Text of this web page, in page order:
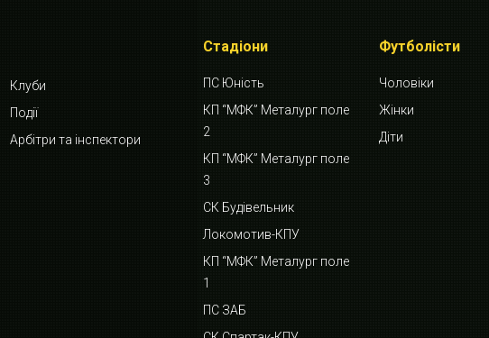
Клуби
Події
Арбітри та інспектори
Стадіони
ПС Юність
КП “МФК” Металург поле
2
КП “МФК” Металург поле
3
СК Будівельник
Локомотив-КПУ
КП “МФК” Металург поле
1
ПС ЗАБ
Футболісти
Чоловіки
Жінки
Діти